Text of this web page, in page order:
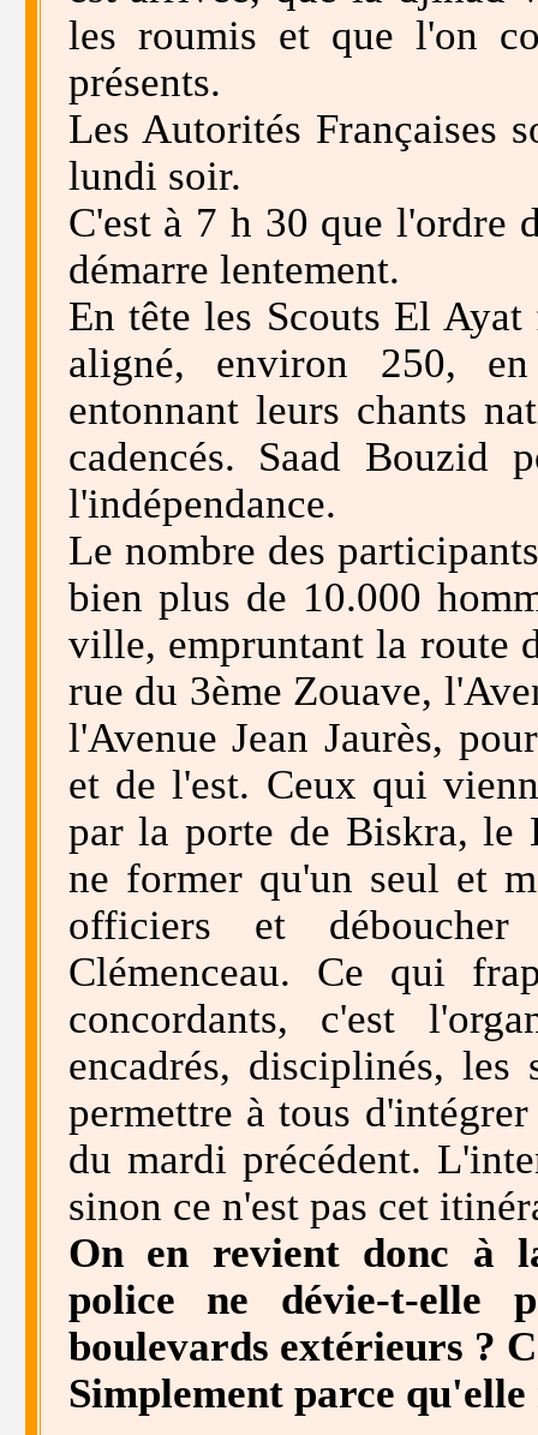
les roumis et que l'on
présents.
Les Autorités Françaises
lundi soir.
C'est à 7 h 30 que l'ordre
démarre lentement.
En tête les Scouts El
aligné, environ 250,
entonnant leurs chants
cadencés. Saad Bouzid
l'indépendance.
Le nombre des
bien plus de 10.000
ville, empruntant la route
rue du 3ème Zouave,
l'Avenue Jean Jaurès,
et de l'est. Ceux qui
par la porte de Biskra, le
ne former qu'un seul et
officiers et
Clémenceau. Ce qui
concordants, c'est
encadrés, disciplinés,
permettre à tous
du mardi précédent.
sinon ce n'est pas cet
On en revient donc à
police ne dévie-t-elle
boulevards extérieurs ?
Simplement parce